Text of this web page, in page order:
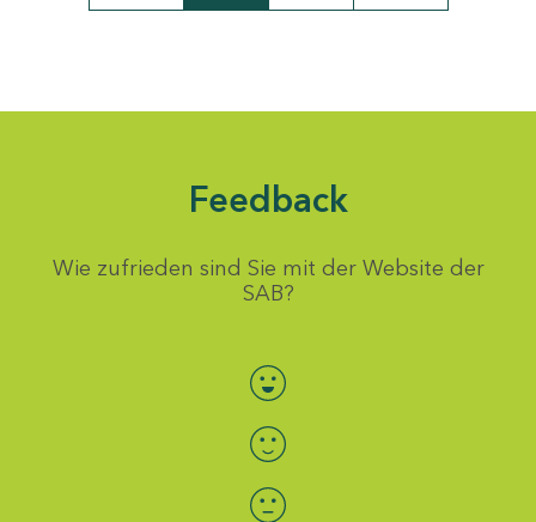
Feedback
Wie zufrieden sind Sie mit der Website der
SAB?
Bewertung auswählen